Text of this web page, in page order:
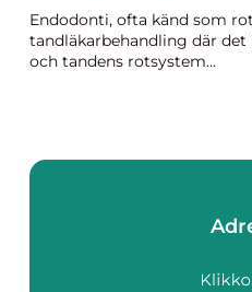
Endodonti, ofta känd som
tandläkarbehandling där det
och tandens rotsystem...